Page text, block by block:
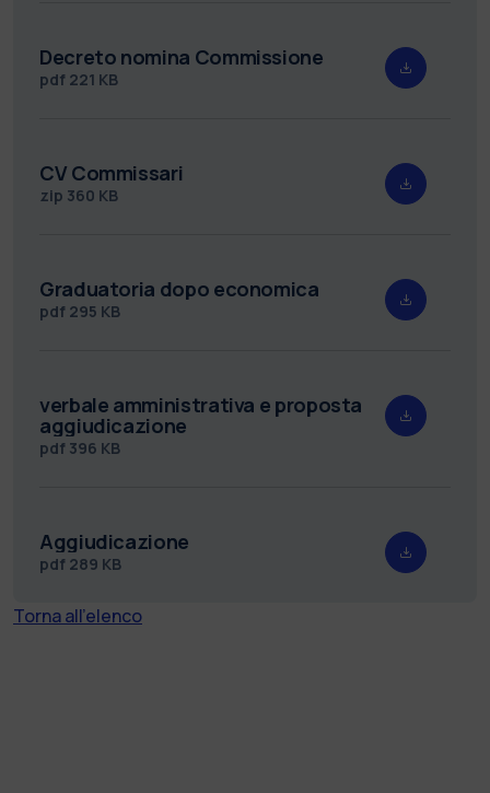
Decreto nomina Commissione
pdf 221 KB
CV Commissari
zip 360 KB
Graduatoria dopo economica
pdf 295 KB
verbale amministrativa e proposta
aggiudicazione
pdf 396 KB
Aggiudicazione
pdf 289 KB
Torna all'elenco